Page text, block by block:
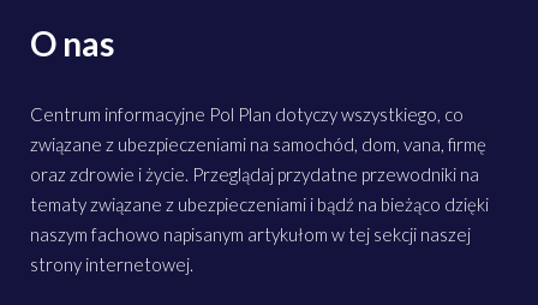
O nas
Centrum informacyjne Pol Plan dotyczy wszystkiego, co
związane z ubezpieczeniami na samochód, dom, vana, firmę
oraz zdrowie i życie. Przeglądaj przydatne przewodniki na
tematy związane z ubezpieczeniami i bądź na bieżąco dzięki
naszym fachowo napisanym artykułom w tej sekcji naszej
strony internetowej.